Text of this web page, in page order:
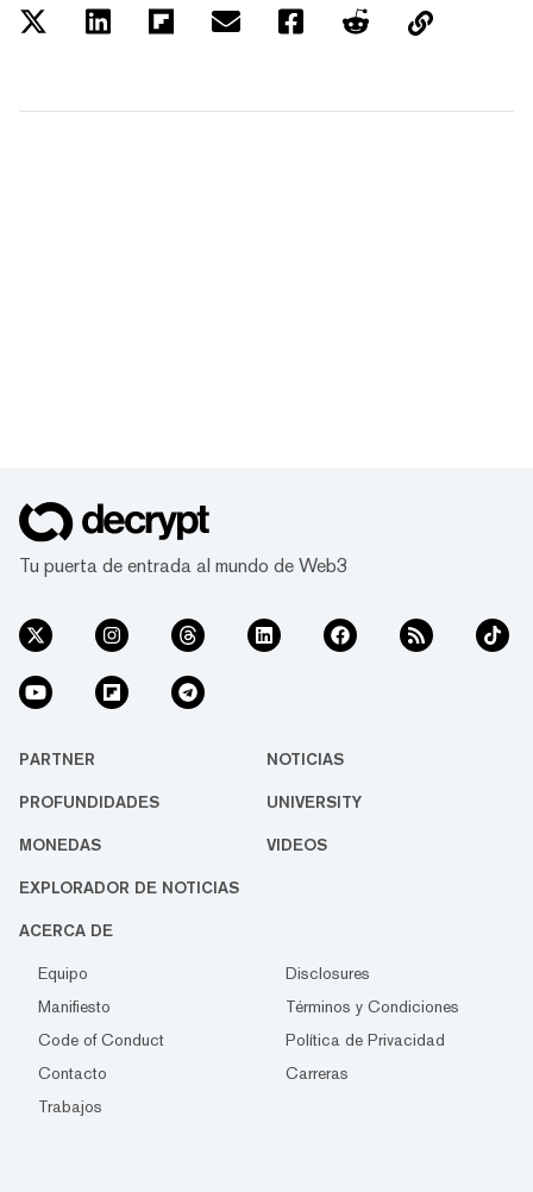
Tu puerta de entrada al mundo de Web3
PARTNER NOTICIAS
PROFUNDIDADES UNIVERSITY
MONEDAS VIDEOS
EXPLORADOR DE NOTICIAS
ACERCA DE
Equipo
Disclosures
Manifiesto
Términos y Condiciones
Code of Conduct
Política de Privacidad
Contacto
Carreras
Trabajos